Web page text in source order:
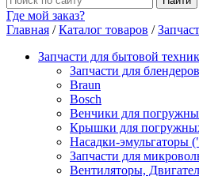
Где мой заказ?
Главная /Каталог товаров /
Запчасти для бытовой
Запчасти для
Braun
Bosch
Венчики для
Крышки для
Насадки-эмульгаторы
Запчасти для
Вентиляторы,